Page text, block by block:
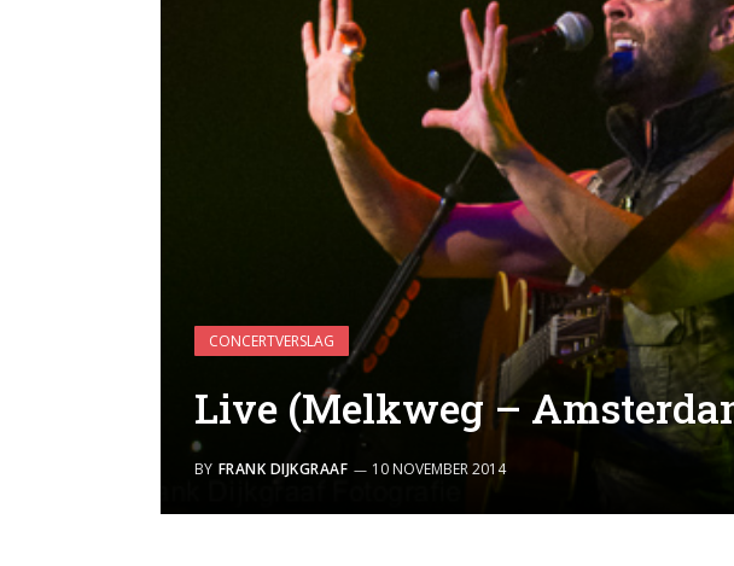
CONCERTVERSLAG
Live (Melkweg –
BY FRANK DIJKGRAAF 10 NOVEMBER 2014